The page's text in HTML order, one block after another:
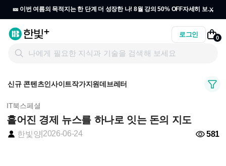
🎫 이번 여름의 목적지는 한 단계 더 성장한 나! 8월 강의 50% OFF자세히 보기
x
로그인 0
신규 콘텐츠인사이트작가지원데브레터
IT북스페셜
흩어진 경제 뉴스를 하나로 잇는 돈의 지도
한빛양| 2026-06-24 581